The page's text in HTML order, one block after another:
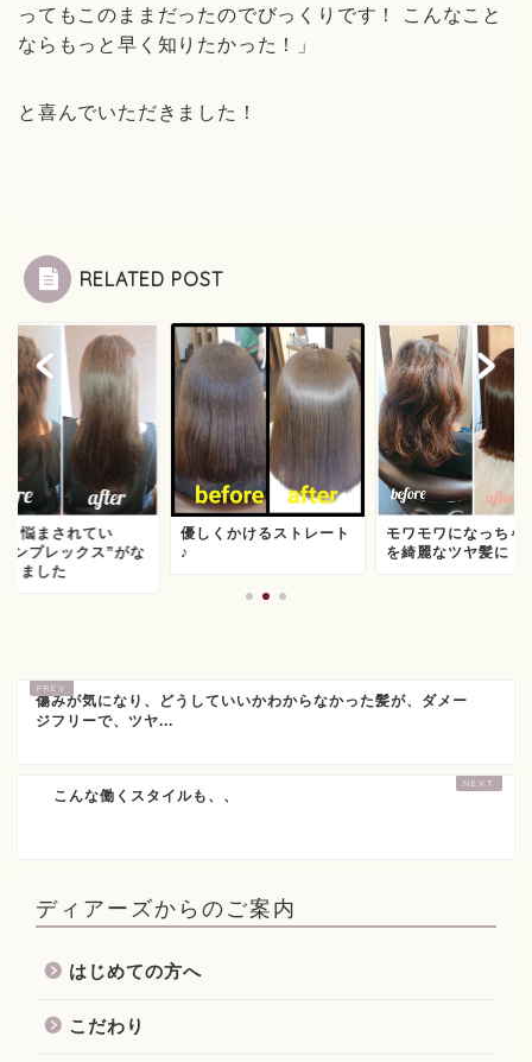
ってもこのままだったのでびっくりです！ こんなこと
ならもっと早く知りたかった！」
と喜んでいただきました！
RELATED POST
と悩まされてい
ンプレックス”がな
りました
優しくかけるストレート
♪
モワモワになっちゃ
を綺麗なツヤ髪に
傷みが気になり、どうしていいかわからなかった髪が、ダメー
ジフリーで、ツヤ...
こんな働くスタイルも、、
ディアーズからのご案内
はじめての方へ
こだわり